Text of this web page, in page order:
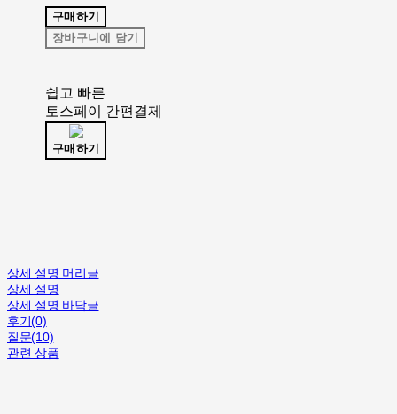
구매하기
장바구니에 담기
쉽고 빠른
토스페이 간편결제
구매하기
상세 설명 머리글
상세 설명
상세 설명 바닥글
후기(0)
질문(10)
관련 상품